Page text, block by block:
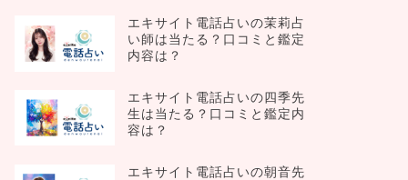
エキサイト電話占いの茉莉占
い師は当たる？口コミと鑑定
内容は？
エキサイト電話占いの四季先
生は当たる？口コミと鑑定内
容は？
エキサイト電話占いの朝音先